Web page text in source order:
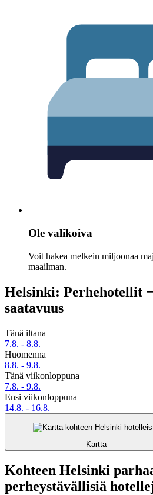
Ole valikoiva
Voit hakea melkein miljoonaa
maailman.
Helsinki: Perhehotellit
saatavuus
Tänä iltana
7.8. - 8.8.
Huomenna
8.8. - 9.8.
Tänä viikonloppuna
7.8. - 9.8.
Ensi viikonloppuna
14.8. - 16.8.
Kartta
Kohteen Helsinki
perheystävällisiä